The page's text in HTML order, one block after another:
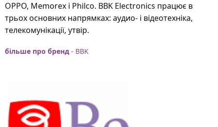
ОРРО, Memorex і Philco. BBK Electronics працює в
трьох основних напрямках: аудио- і відеотехніка,
телекомунікації, утвір.
більше про бренд - BBK